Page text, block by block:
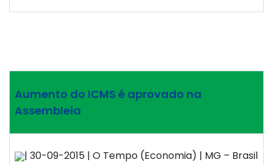
Aumento do ICMS é aprovado na
Assembleia
| 30-09-2015 | O Tempo (Economia) | MG – Brasil